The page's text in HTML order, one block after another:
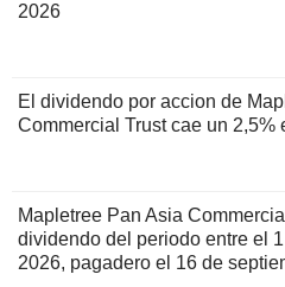
2026
El dividendo por accion de
Commercial Trust cae un 2,5%
Mapletree Pan Asia
dividendo del periodo entre el
2026, pagadero el 16 de